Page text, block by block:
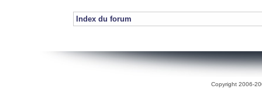
Index du forum
Copyright 2006-